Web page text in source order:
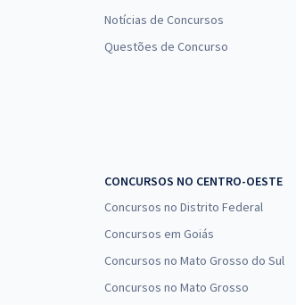
Notícias de Concursos
Questões de Concurso
CONCURSOS NO CENTRO-OESTE
Concursos no Distrito Federal
Concursos em Goiás
Concursos no Mato Grosso do Sul
Concursos no Mato Grosso